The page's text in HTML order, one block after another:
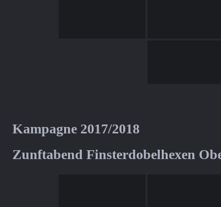
Kampagne 2017/2018
Zunftabend Finsterdobelhexen